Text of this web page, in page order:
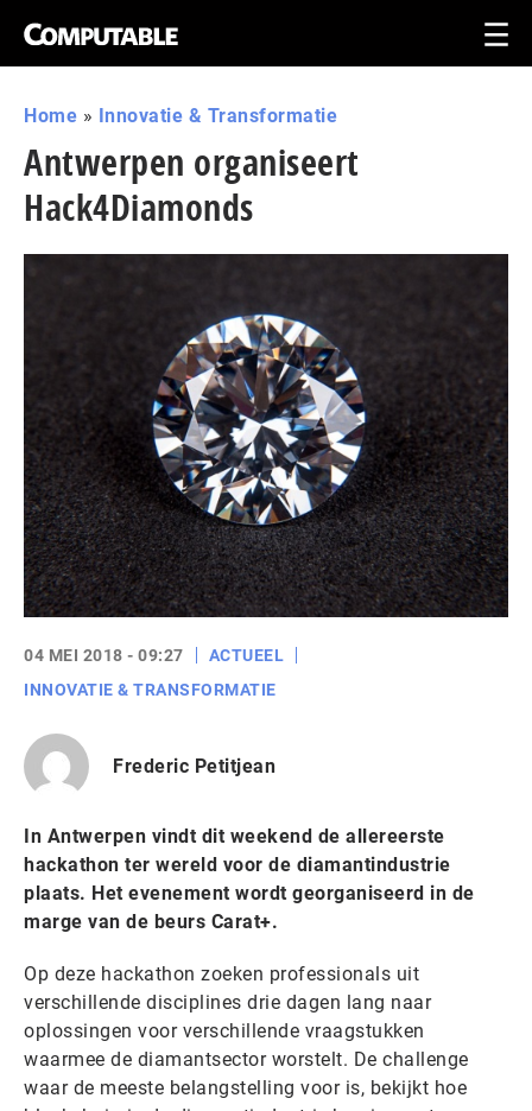
Home » Innovatie & Transformatie
Antwerpen organiseert
Hack4Diamonds
04 MEI 2018 - 09:27
ACTUEEL
INNOVATIE & TRANSFORMATIE
Frederic Petitjean
In Antwerpen vindt dit weekend de allereerste
hackathon ter wereld voor de diamantindustrie
plaats. Het evenement wordt georganiseerd in de
marge van de beurs Carat+.
Op deze hackathon zoeken professionals uit
verschillende disciplines drie dagen lang naar
oplossingen voor verschillende vraagstukken
waarmee de diamantsector worstelt. De challenge
waar de meeste belangstelling voor is, bekijkt hoe